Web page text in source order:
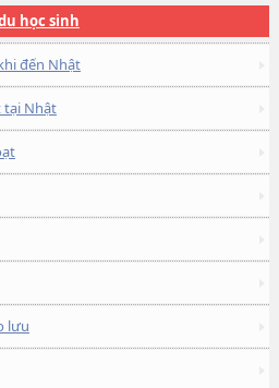
học sinh
đến Nhật
tại Nhật
lưu